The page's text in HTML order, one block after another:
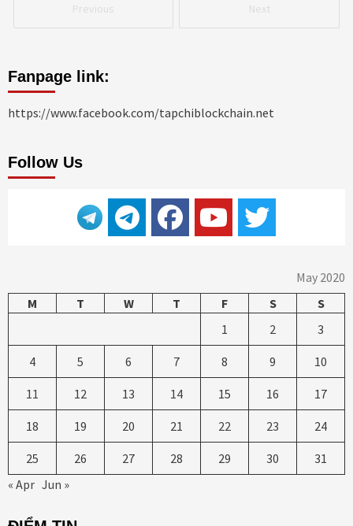
Previous Next
Fanpage link:
https://www.facebook.com/tapchiblockchain.net
Follow Us
May 2020
M
T W T F S
S
1
2 3
4 5 6 7 8 9 10
11 12 13 14 15 16 17
18 19 20 21 22 23 24
25 26 27 28 29 30
31
« Apr Jun »